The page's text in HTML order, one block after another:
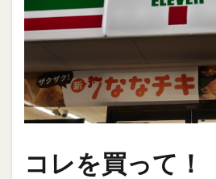
コレを買って！